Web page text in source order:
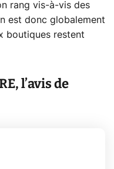
rang vis-à-vis des
est donc globalement
boutiques restent
l’avis de